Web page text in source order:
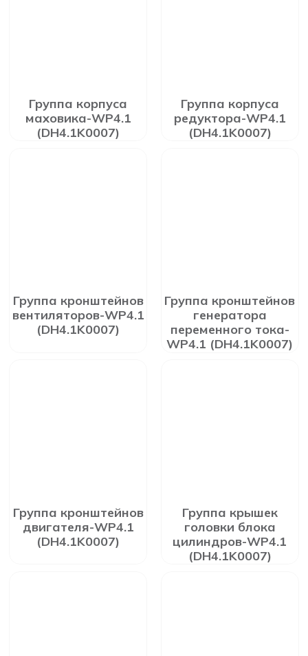
Группа корпуса
маховика-WP4.1
(DH4.1K0007)
Группа корпуса
редуктора-WP4.1
(DH4.1K0007)
Группа кронштейнов
вентиляторов-WP4.1
(DH4.1K0007)
Группа кронштейнов
генератора
переменного тока-
WP4.1 (DH4.1K0007)
Группа кронштейнов
двигателя-WP4.1
(DH4.1K0007)
Группа крышек
головки блока
цилиндров-WP4.1
(DH4.1K0007)